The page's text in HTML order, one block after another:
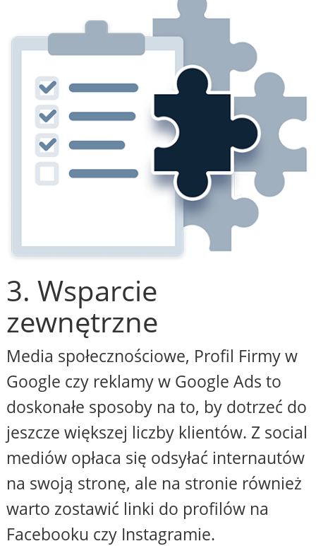
3. Wsparcie
zewnętrzne
Media społecznościowe, Profil Firmy w
Google czy reklamy w Google Ads to
doskonałe sposoby na to, by dotrzeć do
jeszcze większej liczby klientów. Z social
mediów opłaca się odsyłać internautów
na swoją stronę, ale na stronie również
warto zostawić linki do profilów na
Facebooku czy Instagramie.